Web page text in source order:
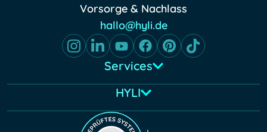
Vorsorge & Nachlass
hallo@hyli.de
Services
HYLI